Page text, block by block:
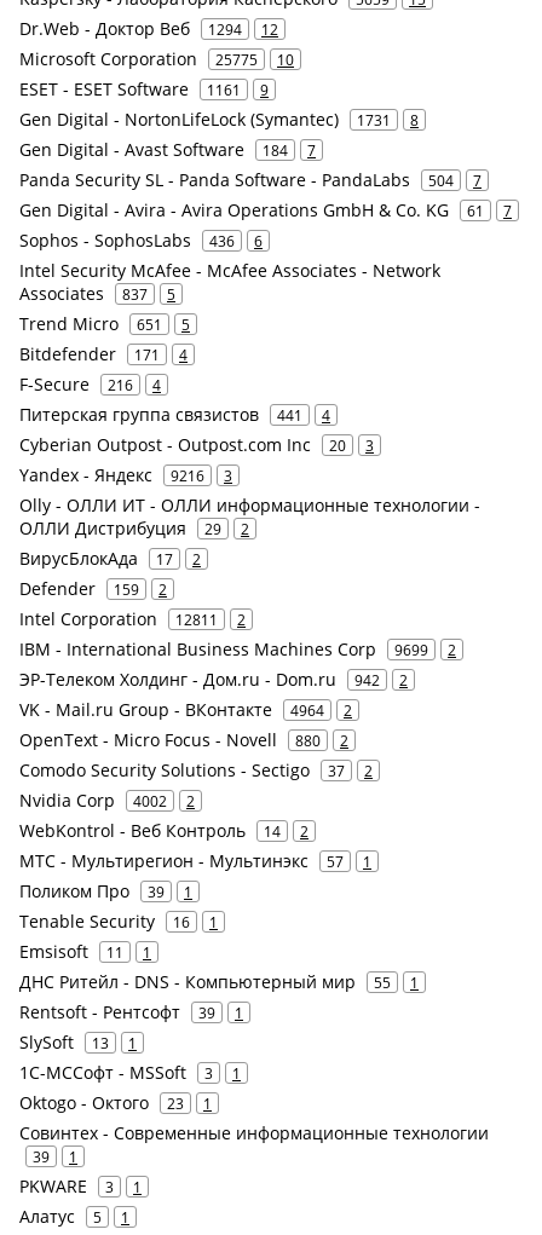
Dr.Web - Доктор Веб 1294 12
Microsoft Corporation 25775 10
ESET - ESET Software 1161 9
Gen Digital - NortonLifeLock (Symantec) 1731 8
Gen Digital - Avast Software 184 7
Panda Security SL - Panda Software - PandaLabs 504 7
Gen Digital - Avira - Avira Operations GmbH & Co. KG 61 7
Sophos - SophosLabs 436 6
Intel Security McAfee - McAfee Associates - Network
Associates
837 5
Trend Micro 651 5
Bitdefender 171 4
F-Secure 216 4
Питерская группа связистов 441 4
Cyberian Outpost - Outpost.com Inc 20 3
Yandex - Яндекс 9216 3
Olly - ОЛЛИ ИТ - ОЛЛИ информационные технологии -
ОЛЛИ Дистрибуция
29 2
ВирусБлокАда 17 2
Defender 159 2
Intel Corporation 12811 2
IBM - International Business Machines Corp 9699 2
ЭР-Телеком Холдинг - Дом.ru - Dom.ru 942 2
VK - Mail.ru Group - ВКонтакте 4964 2
OpenText - Micro Focus - Novell 880 2
Comodo Security Solutions - Sectigo 37 2
Nvidia Corp 4002 2
WebKontrol - Веб Контроль 14 2
МТС - Мультирегион - Мультинэкс 57 1
Поликом Про 39 1
Tenable Security 16 1
Emsisoft 11 1
ДНС Ритейл - DNS - Компьютерный мир 55 1
Rentsoft - Рентсофт 39 1
SlySoft 13 1
1С-МССофт - MSSoft 3 1
Oktogo - Октого 23 1
Совинтех - Современные информационные технологии
39 1
PKWARE 3 1
Алатус 5 1